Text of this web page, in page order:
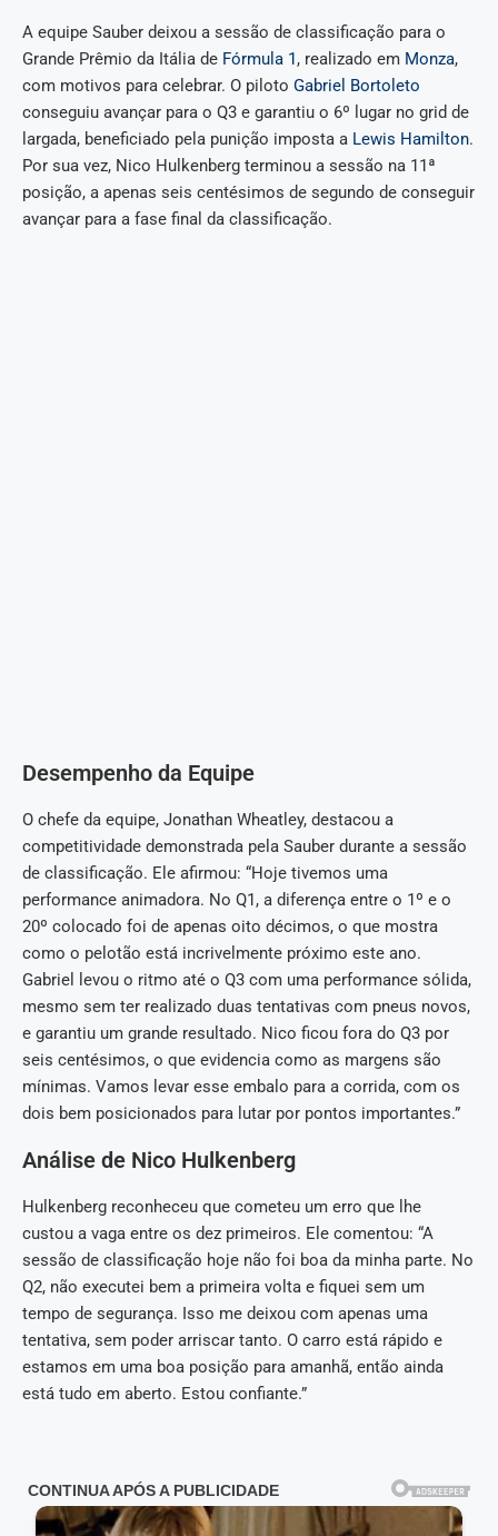
A equipe Sauber deixou a sessão de classificação para o
Grande Prêmio da Itália de Fórmula 1, realizado em Monza,
com motivos para celebrar. O piloto Gabriel Bortoleto
conseguiu avançar para o Q3 e garantiu o 6º lugar no grid de
largada, beneficiado pela punição imposta a Lewis Hamilton.
Por sua vez, Nico Hulkenberg terminou a sessão na 11ª
posição, a apenas seis centésimos de segundo de conseguir
avançar para a fase final da classificação.
Desempenho da Equipe
O chefe da equipe, Jonathan Wheatley, destacou a
competitividade demonstrada pela Sauber durante a sessão
de classificação. Ele afirmou: “Hoje tivemos uma
performance animadora. No Q1, a diferença entre o 1º e o
20º colocado foi de apenas oito décimos, o que mostra
como o pelotão está incrivelmente próximo este ano.
Gabriel levou o ritmo até o Q3 com uma performance sólida,
mesmo sem ter realizado duas tentativas com pneus novos,
e garantiu um grande resultado. Nico ficou fora do Q3 por
seis centésimos, o que evidencia como as margens são
mínimas. Vamos levar esse embalo para a corrida, com os
dois bem posicionados para lutar por pontos importantes.”
Análise de Nico Hulkenberg
Hulkenberg reconheceu que cometeu um erro que lhe
custou a vaga entre os dez primeiros. Ele comentou: “A
sessão de classificação hoje não foi boa da minha parte. No
Q2, não executei bem a primeira volta e fiquei sem um
tempo de segurança. Isso me deixou com apenas uma
tentativa, sem poder arriscar tanto. O carro está rápido e
estamos em uma boa posição para amanhã, então ainda
está tudo em aberto. Estou confiante.”